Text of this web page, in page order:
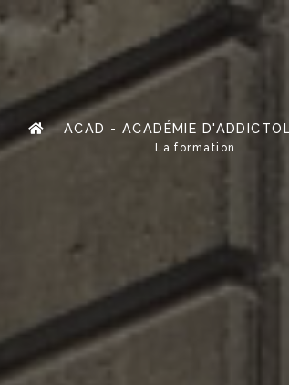
ACAD - ACADÉMIE
La formation